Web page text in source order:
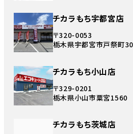
チカラもち宇都宮店
〒320-0053
栃木県宇都宮市戸祭町
チカラもち小山店
〒329-0201
栃木県小山市粟宮1560
チカラもち茨城店